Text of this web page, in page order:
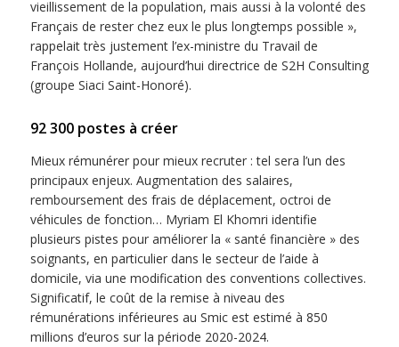
vieillissement de la population, mais aussi à la volonté des
Français de rester chez eux le plus longtemps possible »,
rappelait très justement l’ex-ministre du Travail de
François Hollande, aujourd’hui directrice de S2H Consulting
(groupe Siaci Saint-Honoré).
92 300 postes à créer
Mieux rémunérer pour mieux recruter : tel sera l’un des
principaux enjeux. Augmentation des salaires,
remboursement des frais de déplacement, octroi de
véhicules de fonction… Myriam El Khomri identifie
plusieurs pistes pour améliorer la « santé financière » des
soignants, en particulier dans le secteur de l’aide à
domicile, via une modification des conventions collectives.
Significatif, le coût de la remise à niveau des
rémunérations inférieures au Smic est estimé à 850
millions d’euros sur la période 2020-2024.